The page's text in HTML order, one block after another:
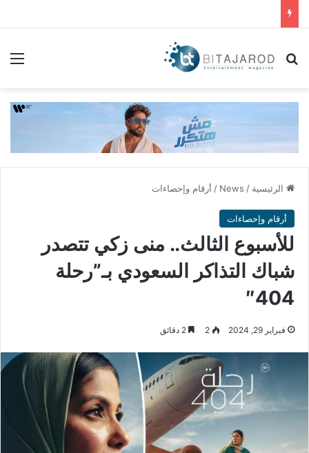
بحث عن
الرئيسية /
News
/ أرقام وإحصاءات
أرقام وإحصاءات
للأسبوع الثالث.. منى زكي تتصدر
شباك التذاكر السعودي بـ”رحلة
404″
فبراير 29, 2024 2